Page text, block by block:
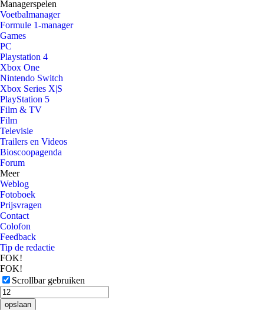
Managerspelen
Voetbalmanager
Formule 1-manager
Games
PC
Playstation 4
Xbox One
Nintendo Switch
Xbox Series X|S
PlayStation 5
Film & TV
Film
Televisie
Trailers en Videos
Bioscoopagenda
Forum
Meer
Weblog
Fotoboek
Prijsvragen
Contact
Colofon
Feedback
Tip de redactie
FOK!
FOK!
Scrollbar gebruiken
opslaan